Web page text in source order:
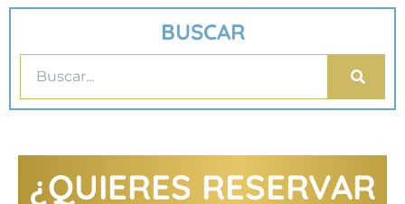
BUSCAR
¿QUIERES RESERVAR